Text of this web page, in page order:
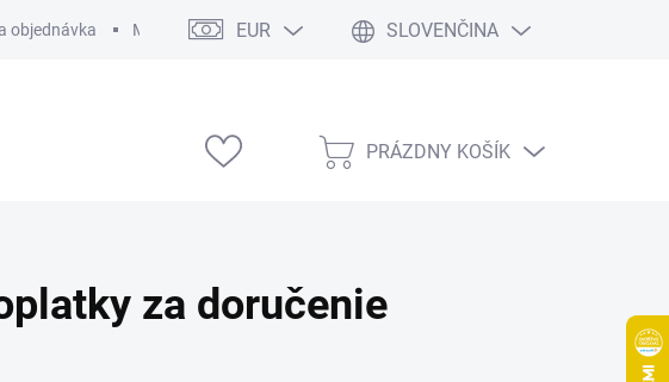
objednávka Modelárske výstavy
EUR SLOVENČINA
NÁKUPNÝ
PRÁZDNY KOŠÍK
za doručenie